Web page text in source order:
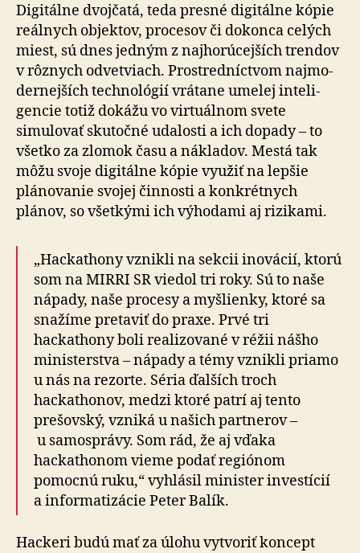
Digitálne dvojčatá, teda presné digitálne kópie
reálnych objektov, procesov či dokonca celých
miest, sú dnes jedným z naj­ho­rú­cej­ších trendov
v rôznych odvetviach. Prostred­níctvom naj­mo­
der­nej­ších tech­no­lógií vrátane umelej inte­li­
gencie totiž dokážu vo virtuálnom svete
simulovať skutočné udalosti a ich dopady – to
všetko za zlomok času a nákladov. Mestá tak
môžu svoje digitálne kópie využiť na lepšie
plánovanie svojej činnosti a konkrétnych
plánov, so všetkými ich výhodami aj rizikami.
„Hackathony vznikli na sekcii inovácií, ktorú
som na MIRRI SR viedol tri roky. Sú to naše
nápady, naše procesy a myšlienky, ktoré sa
snažíme pretaviť do praxe. Prvé tri
hackathony boli realizované v réžii nášho
ministerstva – nápady a témy vznikli priamo
u nás na rezorte. Séria ďalších troch
hackathonov, medzi ktoré patrí aj tento
prešovský, vzniká u našich partnerov –
u samosprávy. Som rád, že aj vďaka
hackathonom vieme podať regiónom
pomocnú ruku,“ vyhlásil minister investícií
a in­for­ma­ti­zácie Peter Balík.
Hackeri budú mať za úlohu vytvoriť koncept